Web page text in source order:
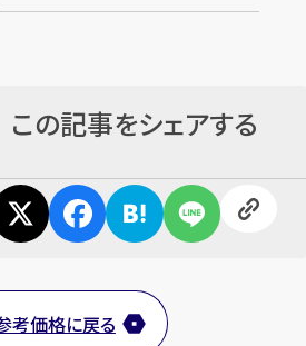
タン無料
この記事をシェアする
考価格に戻る